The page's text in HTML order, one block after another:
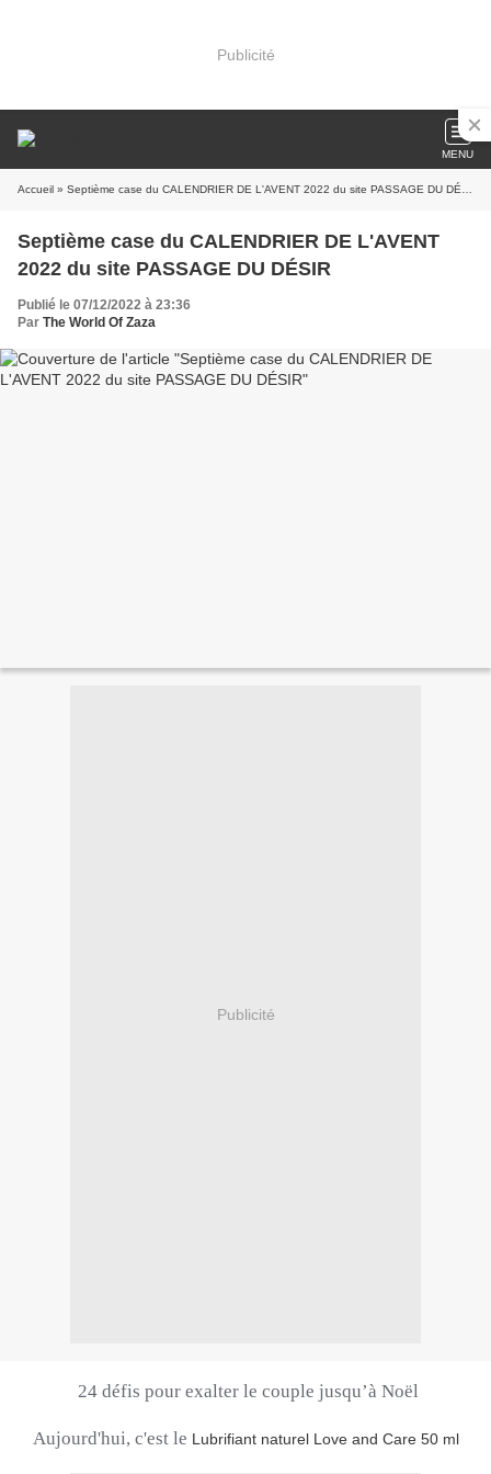
Publicité
MENU
Accueil » Septième case du CALENDRIER DE L'AVENT 2022 du site PASSAGE DU DÉSIR
Septième case du CALENDRIER DE L'AVENT
2022 du site PASSAGE DU DÉSIR
Publié le 07/12/2022 à 23:36
Par The World Of Zaza
Publicité
24 défis pour exalter le couple jusqu’à Noël
Aujourd'hui, c'est le Lubrifiant naturel Love and Care 50 ml